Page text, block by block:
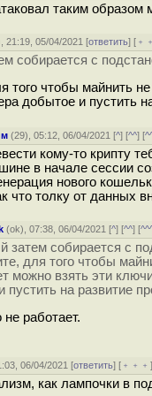
таким образом
21:19, 05/04/2021 [ответить] [
собирается с
того чтобы майнить
добытое и пустить
(29), 05:12, 06/04/2021 [^] [^^] [
кому-то крипту
в начале сессии
нового
что толку от данных
(ok), 07:38, 06/04/2021 [^] [^^] [
затем собирается с
для того чтобы
можно взять эти
пустить на развитие
не работает.
06/04/2021 [ответить] [ ﹢﹢﹢
как лампочки в